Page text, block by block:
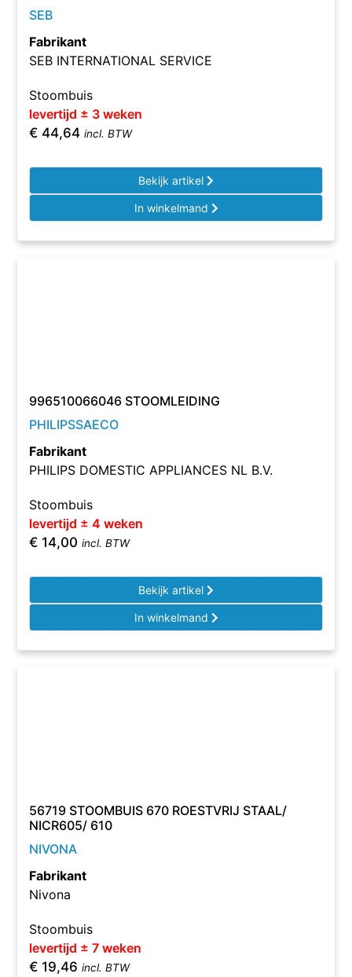
SEB
Fabrikant
SEB INTERNATIONAL SERVICE
Stoombuis
levertijd ± 3 weken
€ 44,64 incl. BTW
Bekijk artikel
In winkelmand
996510066046 STOOMLEIDING
PHILIPSSAECO
Fabrikant
PHILIPS DOMESTIC APPLIANCES NL B.V.
Stoombuis
levertijd ± 4 weken
€ 14,00 incl. BTW
Bekijk artikel
In winkelmand
56719 STOOMBUIS 670 ROESTVRIJ STAAL/
NICR605/ 610
NIVONA
Fabrikant
Nivona
Stoombuis
levertijd ± 7 weken
€ 19,46 incl. BTW